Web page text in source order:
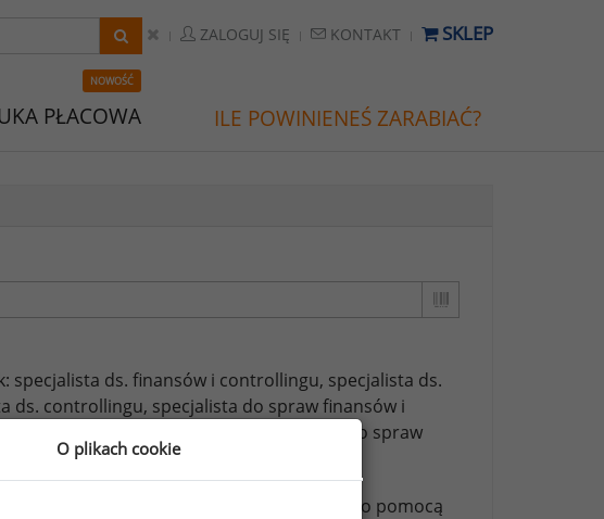
ZALOGUJ SIĘ KONTAKT SKLEP
NOWOŚĆ
PŁACOWA ILE POWINIENEŚ ZARABIAĆ?
specjalista ds. finansów i controllingu, specjalista ds.
ds. controllingu, specjalista do spraw finansów i
specjalista do spraw
z powyższych stanowisk możesz za jego pomocą
O plikach cookie